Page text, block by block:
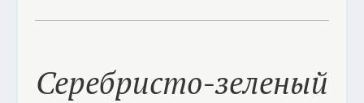
Серебристо-зеленый